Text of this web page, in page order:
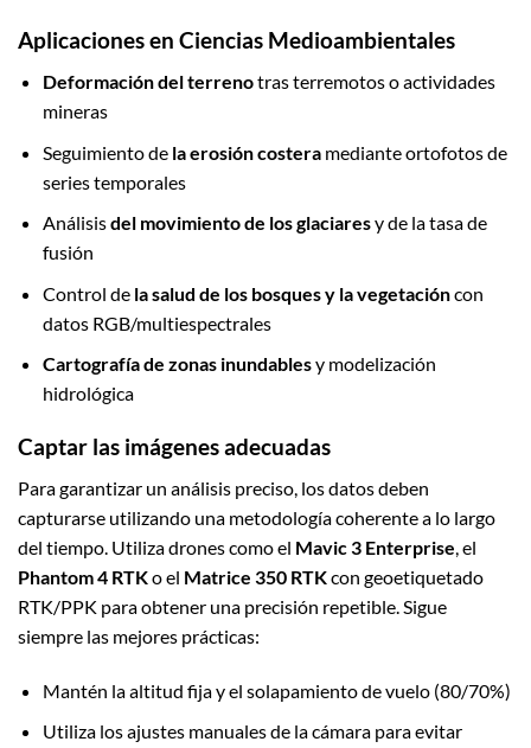
Aplicaciones en Ciencias Medioambientales
Deformación del terrenotras terremotos o actividades
mineras
Seguimiento de la erosión costeramediante ortofotos de
series temporales
Análisisdel movimiento de los glaciaresy de la tasa de
fusión
Control de la salud de los bosques y la vegetacióncon
datos RGB/multiespectrales
Cartografía de zonas inundablesy modelización
hidrológica
Captar las imágenes adecuadas
Para garantizar un análisis preciso, los datos deben
capturarse utilizando una metodología coherente a lo largo
del tiempo. Utiliza drones como el Mavic 3 Enterprise , el
Phantom 4 RTKo el Matrice 350 RTKcon geoetiquetado
RTK/PPK para obtener una precisión repetible. Sigue
siempre las mejores prácticas:
Mantén la altitud fija y el solapamiento de vuelo (80/70%)
Utiliza los ajustes manuales de la cámara para evitar